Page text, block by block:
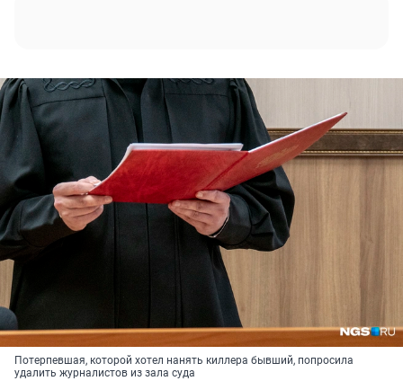
Потерпевшая, которой хотел нанять киллера бывший, попросила
удалить журналистов из зала суда